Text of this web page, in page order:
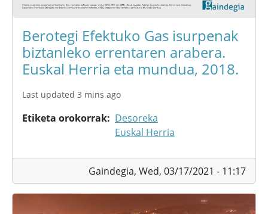
Berotegi Efektuko Gas isurpenak
biztanleko errentaren arabera.
Euskal Herria eta mundua, 2018.
Last updated 3 mins ago
Etiketa orokorrak
Desoreka
Euskal Herria
Gaindegia, Wed, 03/17/2021 - 11:17